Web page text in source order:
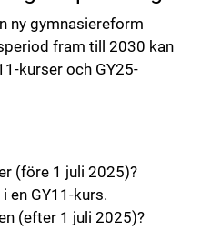
ny gymnasiereform
fram till 2030 kan
kurser och GY25-
(före 1 juli 2025)?
en GY11-kurs.
(efter 1 juli 2025)?